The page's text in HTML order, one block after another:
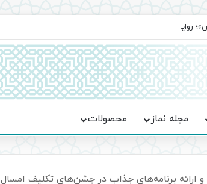
روایت حماسه، استقامت و تمدن‌سازی امت اسلامی
مجله نماز محصولات
ارائه برنامه‌های جذاب در جشن‌های تکلیف امسال